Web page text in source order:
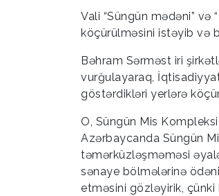
Vali “Süngün mədəni”
köçürülməsini istəyib və
Bəhram Sərməst iri
vurğulayaraq,
göstərdikləri yerlərə
O, Süngün Mis
Azərbaycanda Süngün
təmərküzləşməməsi
sənaye bölmələrinə
etməsini gözləyirik,